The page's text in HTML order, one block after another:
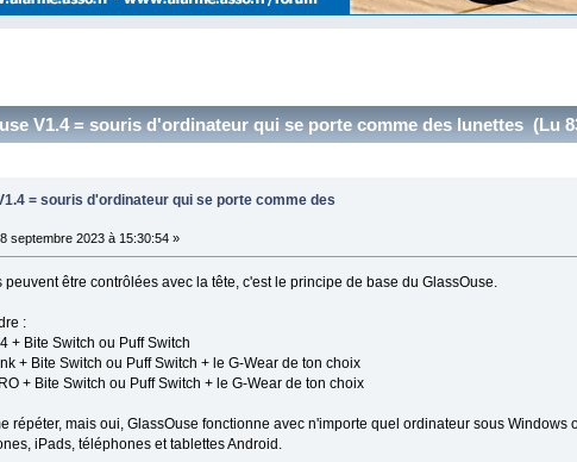
V1.4 = souris d'ordinateur qui se porte comme des lunettes (Lu
= souris d'ordinateur qui se porte comme des
septembre 2023 à 15:30:54 »
peuvent être contrôlées avec la tête, c'est le principe de base du GlassOuse.
:
+ Bite Switch ou Puff Switch
+ Bite Switch ou Puff Switch + le G-Wear de ton choix
+ Bite Switch ou Puff Switch + le G-Wear de ton choix
répéter, mais oui, GlassOuse fonctionne avec n'importe quel ordinateur sous Windows
iPads, téléphones et tablettes Android.